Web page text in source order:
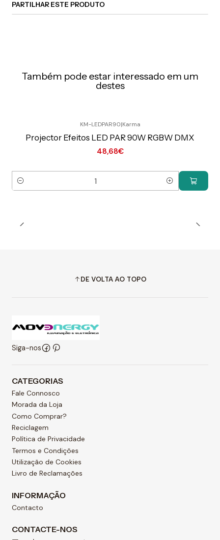
PARTILHAR ESTE PRODUTO
Também pode estar interessado em um
destes
KM-LEDPAR90|Karma
Projector Efeitos LED PAR 90W RGBW DMX
48,68€
Quantidade
DE VOLTA AO TOPO
Siga-nos
CATEGORIAS
Fale Connosco
Morada da Loja
Como Comprar?
Reciclagem
Política de Privacidade
Termos e Condições
Utilização de Cookies
Livro de Reclamações
INFORMAÇÃO
Contacto
CONTACTE-NOS